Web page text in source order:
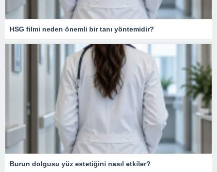
HSG filmi neden önemli bir tanı yöntemidir?
Burun dolgusu yüz estetiğini nasıl etkiler?